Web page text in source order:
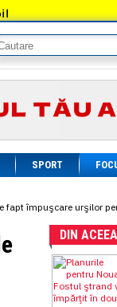
SPORT
fapt împuşcare urşilor
DIN